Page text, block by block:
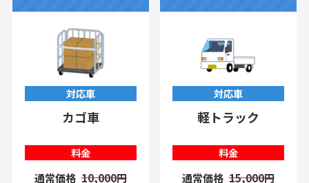
対応車
カゴ車
料金
通常価格 10,000円
対応車
軽トラック
料金
通常価格 15,000円